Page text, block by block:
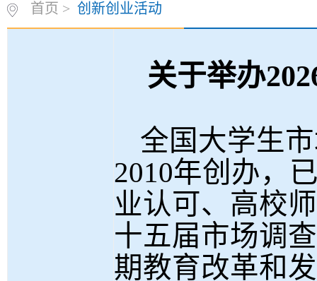
首页 > 创新创业活动
关于举办
全国大学生
2010年创办，
业认可、高校
十五届市场调
期教育改革和